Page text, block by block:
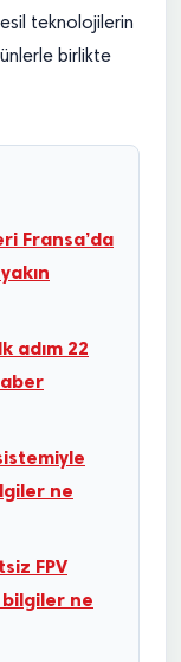
teknolojilerin
birlikte
Fransa’da
adım 22
ne
FPV
ne